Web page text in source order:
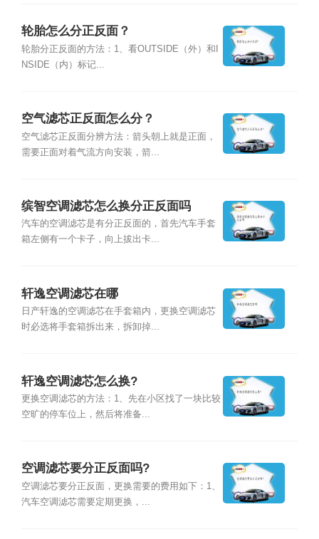
轮胎怎么分正反面？
轮胎分正反面的方法：1、看OUTSIDE（外）和I
NSIDE（内）标记...
空气滤芯正反面怎么分？
空气滤芯正反面分辨方法：箭头朝上就是正面，
需要正面对着气流方向安装，箭...
缤智空调滤芯怎么换分正反面吗
汽车的空调滤芯是有分正反面的，首先汽车手套
箱左侧有一个卡子，向上拔出卡...
轩逸空调滤芯在哪
日产轩逸的空调滤芯在手套箱内，更换空调滤芯
时必选将手套箱拆出来，拆卸掉...
轩逸空调滤芯怎么换?
更换空调滤芯的方法：1、先在小区找了一块比较
空旷的停车位上，然后将准备...
空调滤芯要分正反面吗?
空调滤芯要分正反面，更换需要的费用如下：1、
汽车空调滤芯需要定期更换，...